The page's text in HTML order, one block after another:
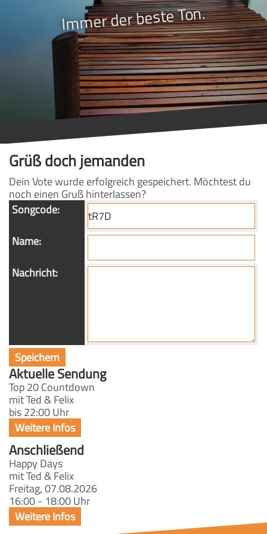
Immer der beste Ton.
Grüß doch jemanden
Dein Vote wurde erfolgreich gespeichert. Möchtest du
noch einen Gruß hinterlassen?
Songcode:
Name:
Nachricht:
Aktuelle Sendung
Top 20 Countdown
mit Ted & Felix
bis 22:00 Uhr
Anschließend
Happy Days
mit Ted & Felix
Freitag, 07.08.2026
16:00 - 18:00 Uhr